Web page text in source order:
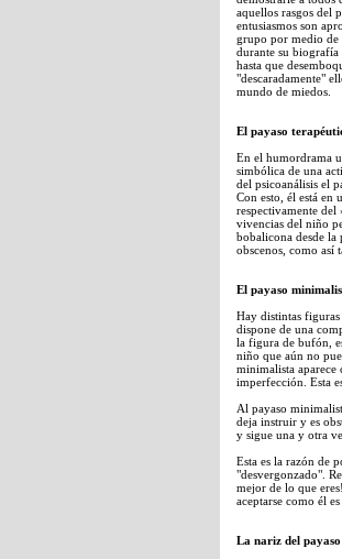
aquellos rasgos del
entusiasmos son
grupo por medio de
durante su biografía
hasta que
"descaradamente"
mundo de miedos.
El payaso
En el humordrama
simbólica de una
del psicoanálisis el
Con esto, él está en
respectivamente
vivencias del niño
bobalicona desde la
obscenos, como así
El payaso
Hay distintas
dispone de una
la figura de bufón,
niño que aún no
minimalista
imperfección. Esta
Al payaso
deja instruir y es
y sigue una y otra
Esta es la razón de
"desvergonzado".
mejor de lo que
aceptarse como él
La nariz del payaso